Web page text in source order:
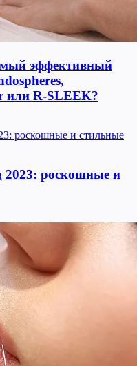
эффективный
или R-SLEEK?
2023: роскошные и